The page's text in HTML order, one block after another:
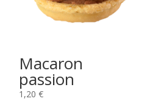
Macaron
passion
1,20 €